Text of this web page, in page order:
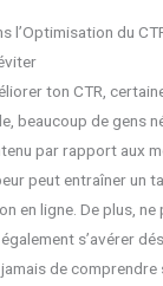
l’Optimisation du
ton CTR,
beaucoup de gens
par rapport aux
peut entraîner un
en ligne. De plus,
s’avérer
de comprendre